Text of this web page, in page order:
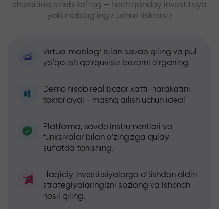
sharoitida sinab ko‘ring — hech qanday investitsiya
yoki mablag‘ingiz uchun risklarsiz
Virtual mablag‘ bilan savdo qiling va pul
yo‘qotish qo‘rquvisiz bozorni o‘rganing
Demo hisob real bozor xatti-harakatini
takrorlaydi - mashq qilish uchun ideal
Platforma, savdo instrumentlari va
funksiyalar bilan o‘zingizga qulay
sur’atda tanishing.
Haqiqiy investitsiyalarga o‘tishdan oldin
strategiyalaringizni sozlang va ishonch
hosil qiling.